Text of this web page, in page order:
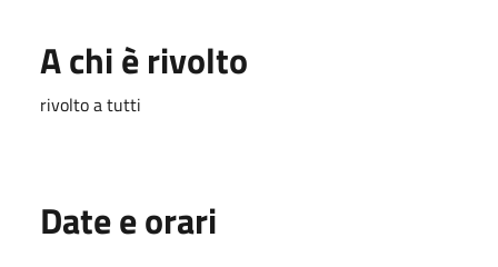
A chi è rivolto
rivolto a tutti
Date e orari